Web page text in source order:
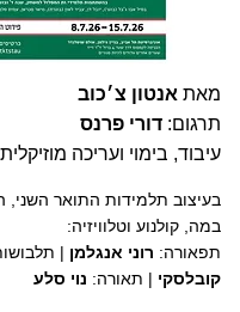
מאת אנטון צ׳כוב
תרגום: דורי פרנס
עיבוד, בימוי ועריכה
בעיצוב תלמידות התואר השני,
במה, קולנוע וטלוויזיה:
תפאורה: רוני אנגלמן |
קובלסקי | תאורה: נוי סלע